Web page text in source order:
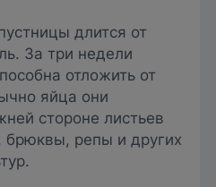
длится от
За три недели
отложить от
яйца они
стороне листьев
брюквы, репы и других